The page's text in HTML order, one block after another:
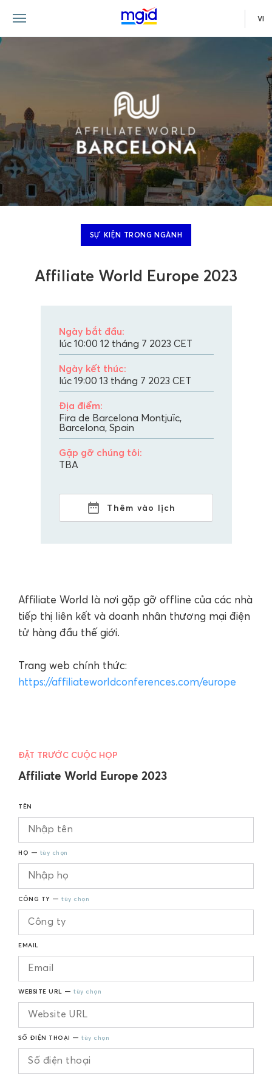
VI
Affiliate World Europe 2023
Ngày bắt đầu:
lúc 10:00 12 tháng 7 2023 CET
Ngày kết thúc:
lúc 19:00 13 tháng 7 2023 CET
Địa điểm:
Fira de Barcelona Montjuïc,
Barcelona, Spain
Gặp gỡ chúng tôi:
TBA
SỰ KIỆN TRONG NGÀNH
Affiliate World là nơi gặp gỡ offline của các nhà
tiếp thị liên kết và doanh nhân thương mại điện
tử hàng đầu thế giới.
Trang web chính thức:
https://affiliateworldconferences.com/europe
ĐẶT TRƯỚC CUỘC HỌP
Affiliate World Europe 2023
TÊN
HỌ — tùy chọn
CÔNG TY — tùy chọn
EMAIL
WEBSITE URL — tùy chọn
SỐ ĐIỆN THOẠI — tùy chọn
Thêm vào lịch